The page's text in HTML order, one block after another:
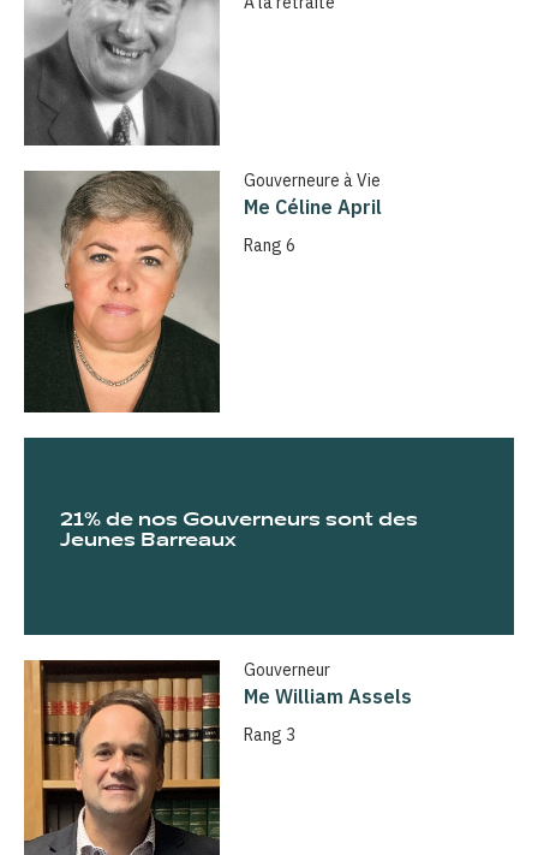
Gouverneure à Vie
Me Céline April
Rang 6
21% de nos Gouverneurs sont des
Jeunes Barreaux
Gouverneur
Me William Assels
Rang 3